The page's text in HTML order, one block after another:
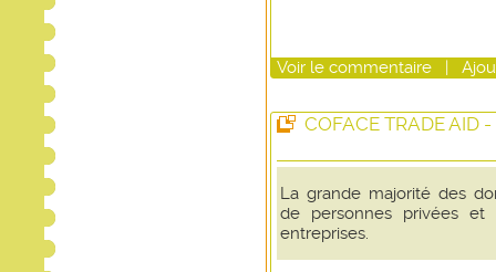
Voir le commentaire |
COFACE TRADE AID
La grande majorité des
de personnes privées et
entreprises.